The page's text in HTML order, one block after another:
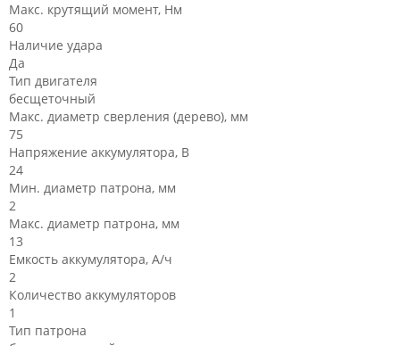
Макс. крутящий момент, Нм
60
Наличие удара
Да
Тип двигателя
бесщеточный
Макс. диаметр сверления (дерево), мм
75
Напряжение аккумулятора, В
24
Мин. диаметр патрона, мм
2
Макс. диаметр патрона, мм
13
Емкость аккумулятора, А/ч
2
Количество аккумуляторов
1
Тип патрона